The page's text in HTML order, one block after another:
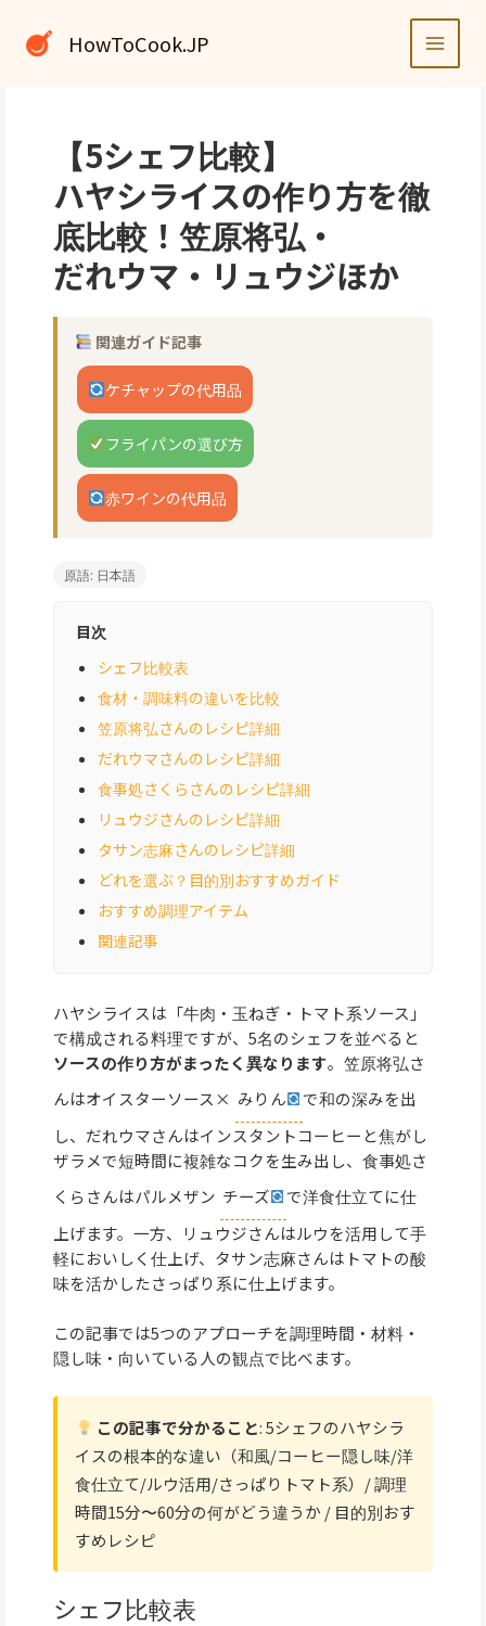
HowToCook.JP
【5シェフ比較】
ハヤシライスの作り方を徹
底比較！笠原将弘・
だれウマ・リュウジほか
関連ガイド記事
ケチャップの代用品
フライパンの選び方
赤ワインの代用品
原語: 日本語
目次
シェフ比較表
食材・調味料の違いを比較
笠原将弘さんのレシピ詳細
だれウマさんのレシピ詳細
食事処さくらさんのレシピ詳細
リュウジさんのレシピ詳細
タサン志麻さんのレシピ詳細
どれを選ぶ？目的別おすすめガイド
おすすめ調理アイテム
関連記事
ハヤシライスは「牛肉・玉ねぎ・トマト系ソース」
で構成される料理ですが、5名のシェフを並べると
ソースの作り方がまったく異なります。笠原将弘さ
んはオイスターソース× みりん
で和の深みを出
し、だれウマさんはインスタントコーヒーと焦がし
ザラメで短時間に複雑なコクを生み出し、食事処さ
くらさんはパルメザン チーズ
で洋食仕立てに仕
上げます。一方、リュウジさんはルウを活用して手
軽においしく仕上げ、タサン志麻さんはトマトの酸
味を活かしたさっぱり系に仕上げます。
この記事では5つのアプローチを調理時間・材料・
隠し味・向いている人の観点で比べます。
この記事で分かること: 5シェフのハヤシラ
イスの根本的な違い（和風/コーヒー隠し味/洋
食仕立て/ルウ活用/さっぱりトマト系）/ 調理
時間15分〜60分の何がどう違うか / 目的別おす
すめレシピ
シェフ比較表